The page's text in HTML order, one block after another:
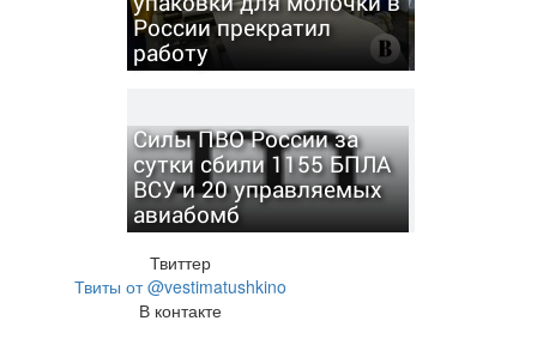
России прекратил
работу
Силы ПВО России за
сутки сбили 1155 БПЛА
ВСУ и 20 управляемых
авиабомб
Твиттер
Твиты от @vestimatushkino
В контакте